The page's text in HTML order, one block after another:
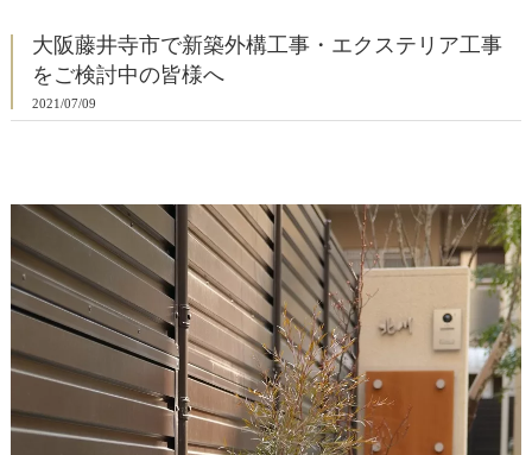
大阪藤井寺市で新築外構工事・エクステリア工事
をご検討中の皆様へ
2021/07/09